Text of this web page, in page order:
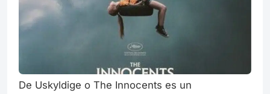
De Uskyldige o The Innocents es un